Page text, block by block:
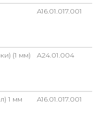
A16.01.017.001
(1 мм) A24.01.004
1 мм A16.01.017.001